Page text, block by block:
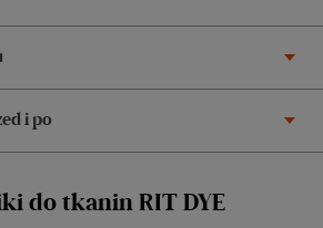
i po
do tkanin RIT DYE